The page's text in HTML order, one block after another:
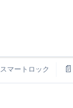
スマートロック 📄